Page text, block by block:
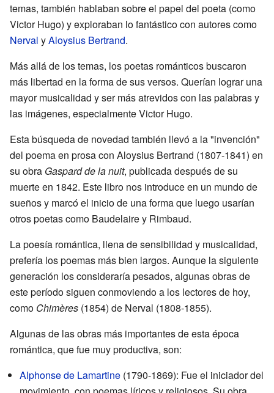
temas, también hablaban sobre el papel del poeta (como
Victor Hugo) y exploraban lo fantástico con autores como
Nerval yAloysius Bertrand.
Más allá de los temas, los poetas románticos buscaron
más libertad en la forma de sus versos. Querían lograr una
mayor musicalidad y ser más atrevidos con las palabras y
las imágenes, especialmente Victor Hugo.
Esta búsqueda de novedad también llevó a la "invención"
del poema en prosa con Aloysius Bertrand (1807-1841) en
su obra Gaspard de la nuit, publicada después de su
muerte en 1842. Este libro nos introduce en un mundo de
sueños y marcó el inicio de una forma que luego usarían
otros poetas como Baudelaire y Rimbaud.
La poesía romántica, llena de sensibilidad y musicalidad,
prefería los poemas más bien largos. Aunque la siguiente
generación los consideraría pesados, algunas obras de
este período siguen conmoviendo a los lectores de hoy,
como Chimères (1854) de Nerval (1808-1855).
Algunas de las obras más importantes de esta época
romántica, que fue muy productiva, son:
Alphonse de Lamartine (1790-1869): Fue el iniciador del